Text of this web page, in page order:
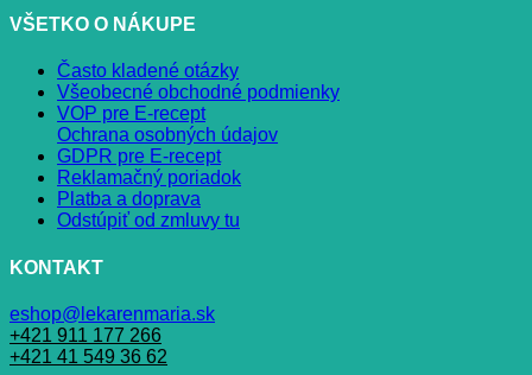
VŠETKO O NÁKUPE
Často kladené otázky
Všeobecné obchodné podmienky
VOP pre E-recept
Ochrana osobných údajov
GDPR pre E-recept
Reklamačný poriadok
Platba a doprava
Odstúpiť od zmluvy tu
KONTAKT
eshop@lekarenmaria.sk
+421 911 177 266
+421 41 549 36 62